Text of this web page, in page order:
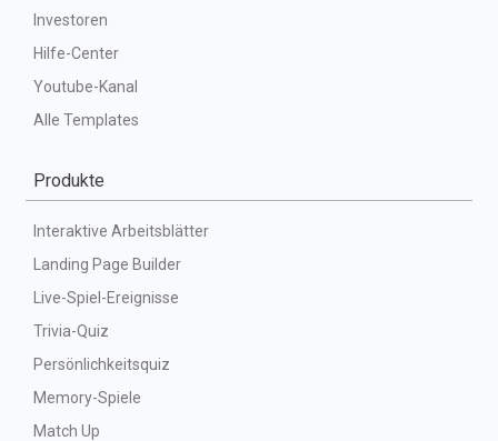
Investoren
Hilfe-Center
Youtube-Kanal
Alle Templates
Produkte
Interaktive Arbeitsblätter
Landing Page Builder
Live-Spiel-Ereignisse
Trivia-Quiz
Persönlichkeitsquiz
Memory-Spiele
Match Up